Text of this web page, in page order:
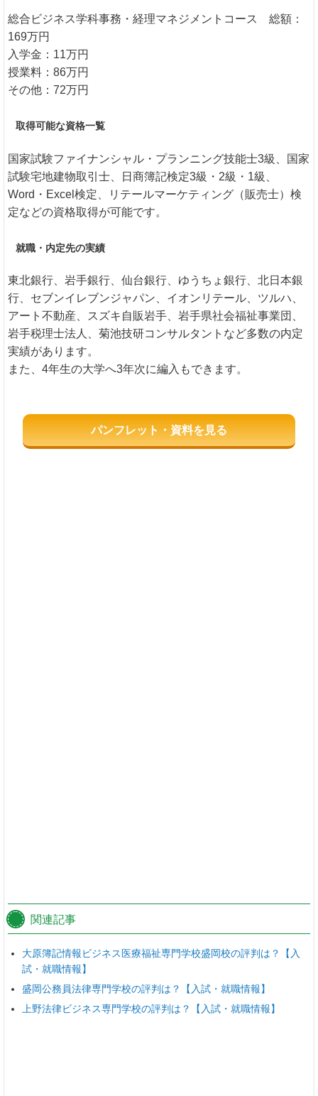
総合ビジネス学科事務・経理マネジメントコース 総額：
169万円
入学金：11万円
授業料：86万円
その他：72万円
取得可能な資格一覧
国家試験ファイナンシャル・プランニング技能士3級、国家
試験宅地建物取引士、日商簿記検定3級・2級・1級、
Word・Excel検定、リテールマーケティング（販売士）検
定などの資格取得が可能です。
就職・内定先の実績
東北銀行、岩手銀行、仙台銀行、ゆうちょ銀行、北日本銀
行、セブンイレブンジャパン、イオンリテール、ツルハ、
アート不動産、スズキ自販岩手、岩手県社会福祉事業団、
岩手税理士法人、菊池技研コンサルタントなど多数の内定
実績があります。
また、4年生の大学へ3年次に編入もできます。
パンフレット・資料を見る
関連記事
大原簿記情報ビジネス医療福祉専門学校盛岡校の評判は？【入
試・就職情報】
盛岡公務員法律専門学校の評判は？【入試・就職情報】
上野法律ビジネス専門学校の評判は？【入試・就職情報】